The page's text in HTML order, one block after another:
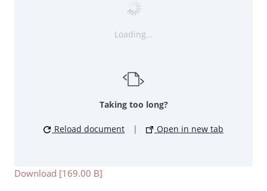
Loading...
Taking too long?
Reload document | Open in new tab
Download [169.00 B]